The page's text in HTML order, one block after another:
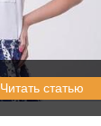
Читать статью